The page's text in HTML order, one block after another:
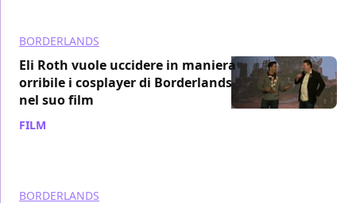
BORDERLANDS
Eli Roth vuole uccidere in maniera
orribile i cosplayer di Borderlands
nel suo film
FILM
BORDERLANDS